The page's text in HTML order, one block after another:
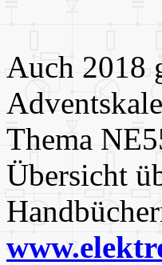
Auch 2018
Thema
Übersicht